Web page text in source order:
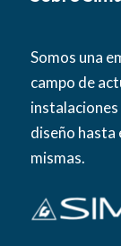
Somos una
campo de
diseño hasta
mismas.